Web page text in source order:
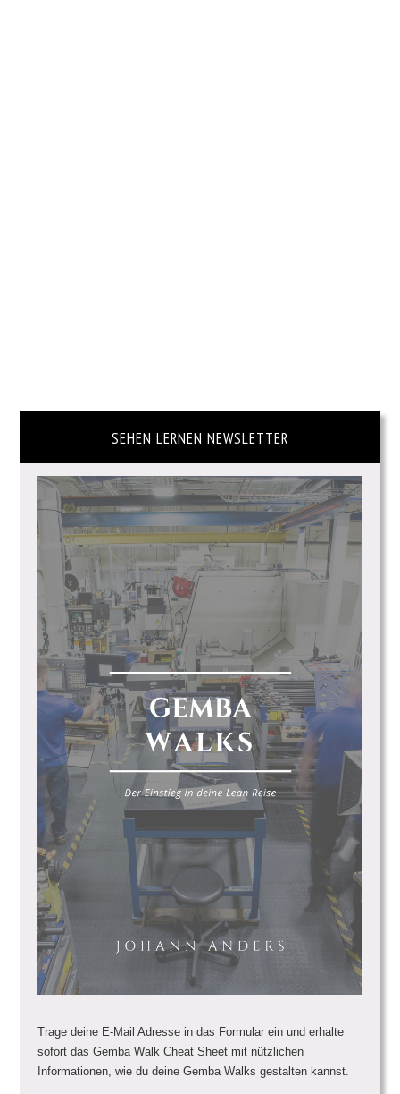
SEHEN LERNEN NEWSLETTER
Trage deine E-Mail Adresse in das Formular ein und erhalte
sofort das Gemba Walk Cheat Sheet mit nützlichen
Informationen, wie du deine Gemba Walks gestalten kannst.